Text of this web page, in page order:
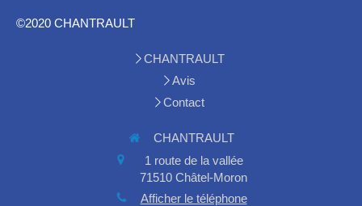
©2020 CHANTRAULT
CHANTRAULT
Avis
Contact
CHANTRAULT
1 route de la vallée
71510 Châtel-Moron
Afficher le téléphone